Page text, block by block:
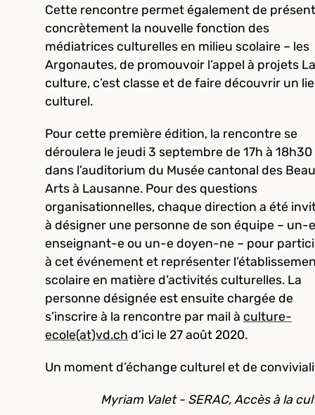
Cette rencontre permet également de
concrètement la nouvelle fonction des
médiatrices culturelles en milieu scolaire – les
Argonautes, de promouvoir l’appel à projets La
culture, c’est classe et de faire découvrir un
culturel.
Pour cette première édition, la rencontre se
déroulera le jeudi 3 septembre de 17h à 18h30
dans l’auditorium du Musée cantonal des
Arts à Lausanne. Pour des questions
organisationnelles, chaque direction a été
à désigner une personne de son équipe – un-e
enseignant-e ou un-e doyen-ne – pour
à cet événement et représenter
scolaire en matière d’activités culturelles. La
personne désignée est ensuite chargée de
s’inscrire à la rencontre par mail à culture-
ecole(at)vd.ch d’ici le 27 août 2020.
Un moment d’échange culturel et de
Myriam Valet - SERAC, Accès à la